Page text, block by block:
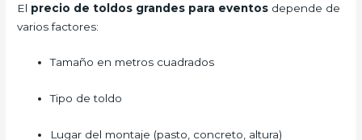
El precio de toldos grandes para eventos depende de
varios factores:
Tamaño en metros cuadrados
Tipo de toldo
Lugar del montaje (pasto, concreto, altura)